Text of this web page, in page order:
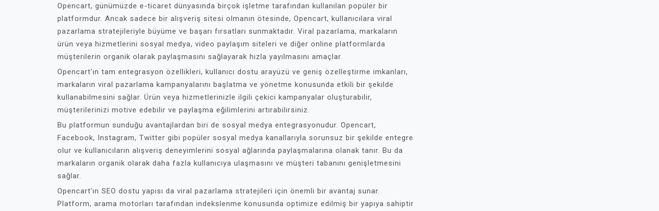
Opencart, günümüzde e-ticaret dünyasında birçok işletme tarafından kullanılan popüler bir
platformdur. Ancak sadece bir alışveriş sitesi olmanın ötesinde, Opencart, kullanıcılara viral
pazarlama stratejileriyle büyüme ve başarı fırsatları sunmaktadır. Viral pazarlama, markaların
ürün veya hizmetlerini sosyal medya, video paylaşım siteleri ve diğer online platformlarda
müşterilerin organik olarak paylaşmasını sağlayarak hızla yayılmasını amaçlar.
Opencart'ın tam entegrasyon özellikleri, kullanıcı dostu arayüzü ve geniş özelleştirme imkanları,
markaların viral pazarlama kampanyalarını başlatma ve yönetme konusunda etkili bir şekilde
kullanabilmesini sağlar. Ürün veya hizmetlerinizle ilgili çekici kampanyalar oluşturabilir,
müşterilerinizi motive edebilir ve paylaşma eğilimlerini artırabilirsiniz.
Bu platformun sunduğu avantajlardan biri de sosyal medya entegrasyonudur. Opencart,
Facebook, Instagram, Twitter gibi popüler sosyal medya kanallarıyla sorunsuz bir şekilde entegre
olur ve kullanıcıların alışveriş deneyimlerini sosyal ağlarında paylaşmalarına olanak tanır. Bu da
markaların organik olarak daha fazla kullanıcıya ulaşmasını ve müşteri tabanını genişletmesini
sağlar.
Opencart'ın SEO dostu yapısı da viral pazarlama stratejileri için önemli bir avantaj sunar.
Platform, arama motorları tarafından indekslenme konusunda optimize edilmiş bir yapıya sahiptir